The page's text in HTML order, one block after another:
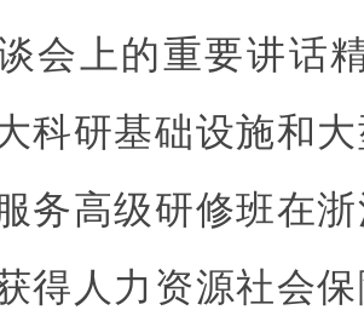
会上的重要讲话
科研基础设施和
务高级研修班在
得人力资源社会